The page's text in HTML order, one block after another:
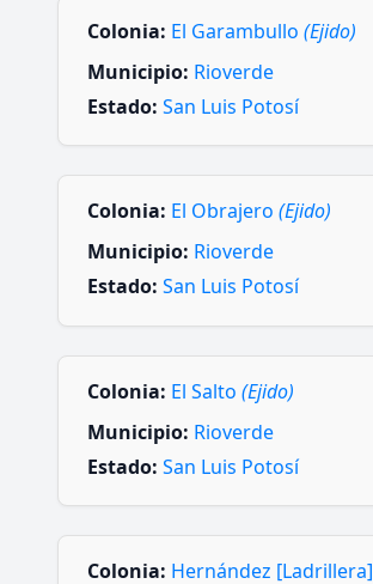
Colonia: El Garambullo (Ejido)
Municipio: Rioverde
Estado: San Luis Potosí
Colonia: El Obrajero (Ejido)
Municipio: Rioverde
Estado: San Luis Potosí
Colonia: El Salto (Ejido)
Municipio: Rioverde
Estado: San Luis Potosí
Colonia: Hernández [Ladrillera]